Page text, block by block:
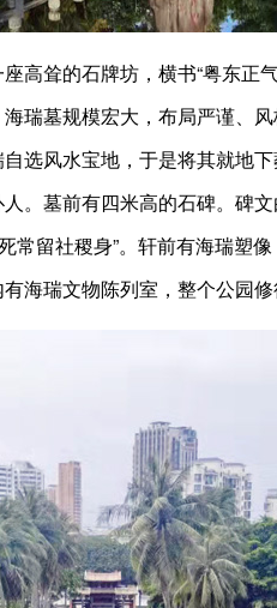
耸的石牌坊，横书“粤东正
瑞墓规模宏大，布局严谨、
选风水宝地，于是将其就地
。墓前有四米高的石碑。碑
留社稷身”。轩前有海瑞塑
海瑞文物陈列室，整个公园修